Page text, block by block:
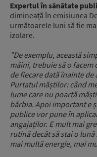
Expertul în sănătate
dimineață în emisiunea
următoarele luni să fie
izolare.
”De exemplu, această
mâini, trebuie să o facem
de fiecare dată înainte
Purtatul măștilor: când
lume care nu poartă
bărbia. Apoi important e
publice vor pune în
angajaților. E mult mai
rutină decât să stai o
mai multă energie, mai